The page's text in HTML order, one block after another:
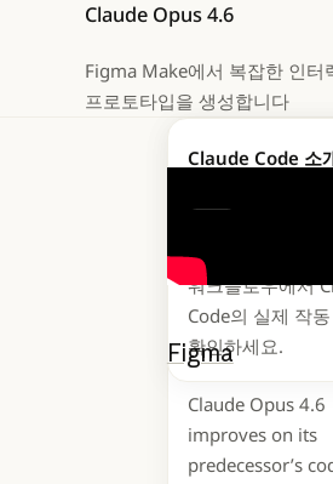
Claude Opus 4.6
Figma Make에서 복잡한 인터
프로토타입을 생성합니다
Introducing
We’re upgrading
smartest model.
Claude Opus 4.6
improves on its
predecessor’s
Claude Code 소
커밋까지 이어지
워크플로우에서
Code의 실제 작
확인하세요.
Figma는 팀이 초
컨셉부터 출시된
경험에 이르기까
디지털 제품을